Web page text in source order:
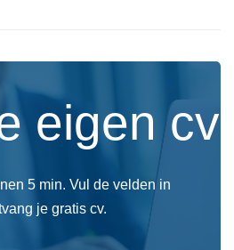
eigen cv
5 min. Vul de velden in
je gratis cv.